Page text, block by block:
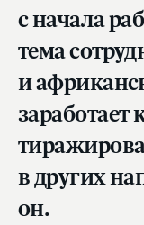
с начала
тема
и
заработает
в других
он.